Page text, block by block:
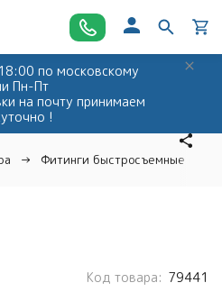
по московскому
Пн-Пт
на почту принимаем
!
Фитинги быстросъемные и
Код товара: 79441